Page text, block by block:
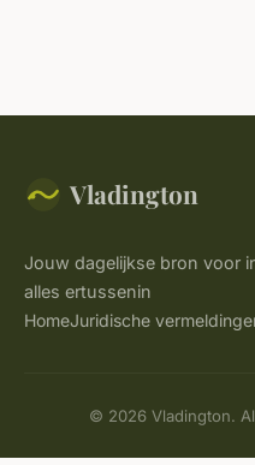
Vladington
Jouw dagelijkse bron voor
alles ertussenin
HomeJuridische
© 2026 Vladington.